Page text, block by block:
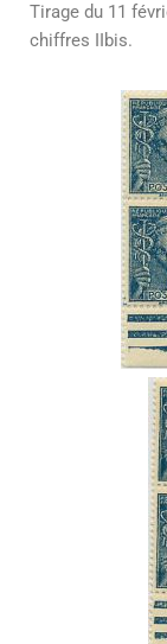
Tirage du 11
chiffres IIbis.